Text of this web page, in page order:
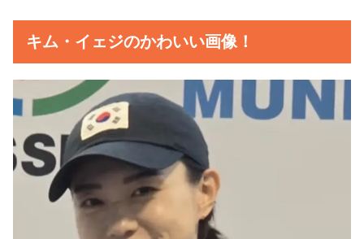
キム・イェジのかわいい画像！